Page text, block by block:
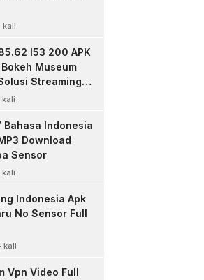
kali
l53 200 APK
Museum
Streaming
Tanpa Batas
kali
Bahasa Indonesia
Download
Sensor
kali
Indonesia Apk
No Sensor Full
kali
Vpn Video Full